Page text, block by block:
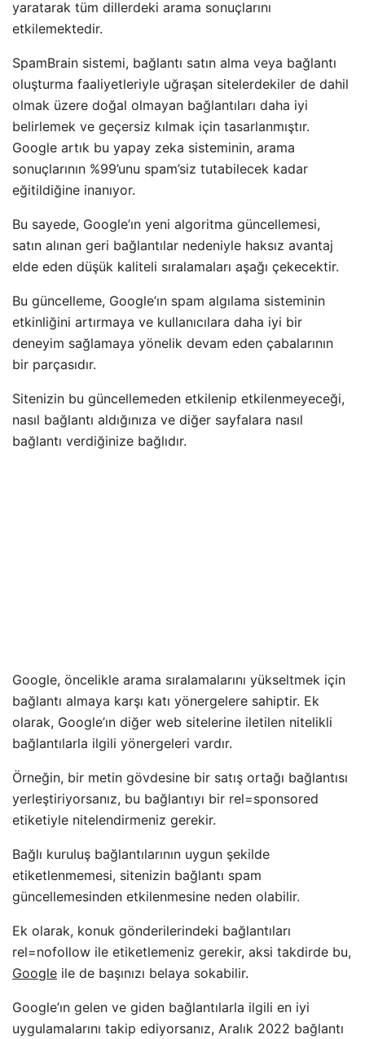
yaratarak tüm dillerdeki arama sonuçlarını
etkilemektedir.
SpamBrain sistemi, bağlantı satın alma veya bağlantı
oluşturma faaliyetleriyle uğraşan sitelerdekiler de dahil
olmak üzere doğal olmayan bağlantıları daha iyi
belirlemek ve geçersiz kılmak için tasarlanmıştır.
Google artık bu yapay zeka sisteminin, arama
sonuçlarının %99’unu spam’siz tutabilecek kadar
eğitildiğine inanıyor.
Bu sayede, Google’ın yeni algoritma güncellemesi,
satın alınan geri bağlantılar nedeniyle haksız avantaj
elde eden düşük kaliteli sıralamaları aşağı çekecektir.
Bu güncelleme, Google’ın spam algılama sisteminin
etkinliğini artırmaya ve kullanıcılara daha iyi bir
deneyim sağlamaya yönelik devam eden çabalarının
bir parçasıdır.
Sitenizin bu güncellemeden etkilenip etkilenmeyeceği,
nasıl bağlantı aldığınıza ve diğer sayfalara nasıl
bağlantı verdiğinize bağlıdır.
Google, öncelikle arama sıralamalarını yükseltmek için
bağlantı almaya karşı katı yönergelere sahiptir. Ek
olarak, Google’ın diğer web sitelerine iletilen nitelikli
bağlantılarla ilgili yönergeleri vardır.
Örneğin, bir metin gövdesine bir satış ortağı bağlantısı
yerleştiriyorsanız, bu bağlantıyı bir rel=sponsored
etiketiyle nitelendirmeniz gerekir.
Bağlı kuruluş bağlantılarının uygun şekilde
etiketlenmemesi, sitenizin bağlantı spam
güncellemesinden etkilenmesine neden olabilir.
Ek olarak, konuk gönderilerindeki bağlantıları
rel=nofollow ile etiketlemeniz gerekir, aksi takdirde bu,
Google ile de başınızı belaya sokabilir.
Google’ın gelen ve giden bağlantılarla ilgili en iyi
uygulamalarını takip ediyorsanız, Aralık 2022 bağlantı